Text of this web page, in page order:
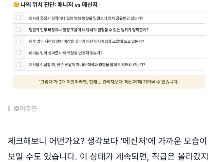
©이주연
체크해보니 어떤가요? 생각보다 '메신저'에 가까운 모습이
보일 수도 있습니다. 이 상태가 계속되면, 직급은 올라갔지